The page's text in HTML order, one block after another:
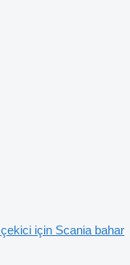
için Scania bahar